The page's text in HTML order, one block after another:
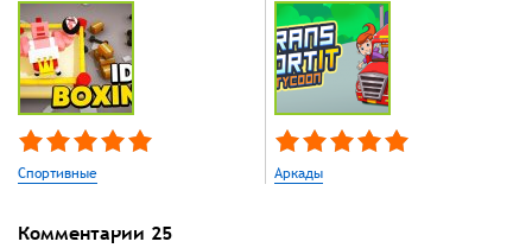
Спортивные Аркады
Комментарии 25